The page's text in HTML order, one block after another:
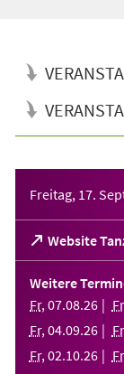
Freitag, 17.
Website
(Öffnet
in
einem
neuen
Tab)
Weitere
Fr, 07.08.26 Fr
Fr, 04.09.26 Fr
Fr, 02.10.26 Fr